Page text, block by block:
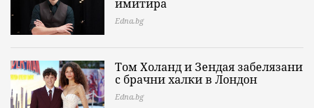
имитира
Edna.bg
Том Холанд и Зендая забелязани
с брачни халки в Лондон
Edna.bg